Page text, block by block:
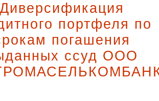
Диверсификация
портфеля по
погашения
ссуд ООО